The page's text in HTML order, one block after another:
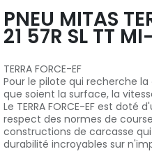
PNEU MITAS
21 57R SL TT
TERRA FORCE-EF
Pour le pilote qui recherche
que soient la surface, la
Le TERRA FORCE-EF est
respect des normes de
constructions de carcasse
durabilité incroyables sur